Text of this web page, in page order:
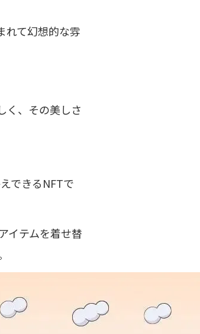
れて幻想的な雰
く、その美しさ
できるNFTで
イテムを着せ替